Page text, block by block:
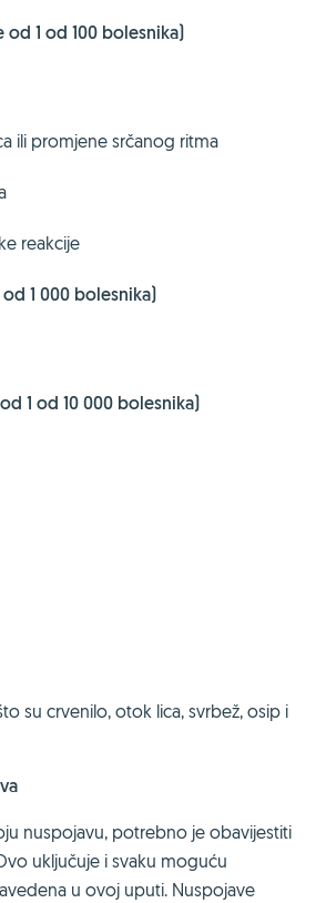
od 1 od 100 bolesnika)
ili promjene srčanog ritma
reakcije
1 000 bolesnika)
1 od 10 000 bolesnika)
su crvenilo, otok lica, svrbež, osip i
nuspojavu, potrebno je obavijestiti
uključuje i svaku moguću
u ovoj uputi. Nuspojave